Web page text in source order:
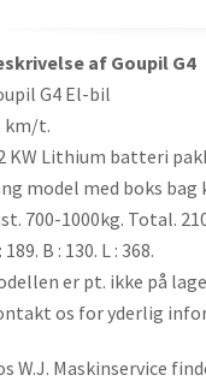
af Goupil G4
G4 El-bil
km/t.
KW Lithium batteri
model med boks
700-1000kg. Total.
189. B : 130. L : 368.
er pt. ikke på
os for yderlig
W.J. Maskinservice